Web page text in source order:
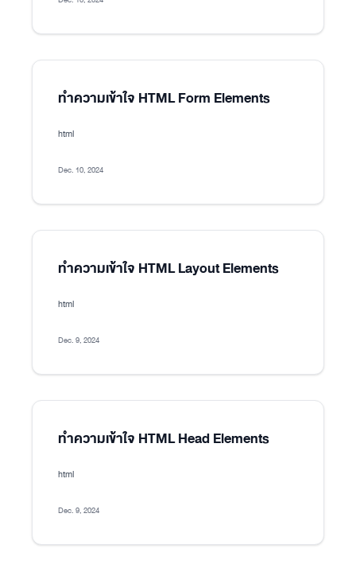
ทำความเข้าใจ HTML Form Elements
html
Dec. 10, 2024
ทำความเข้าใจ HTML Layout Elements
html
Dec. 9, 2024
ทำความเข้าใจ HTML Head Elements
html
Dec. 9, 2024